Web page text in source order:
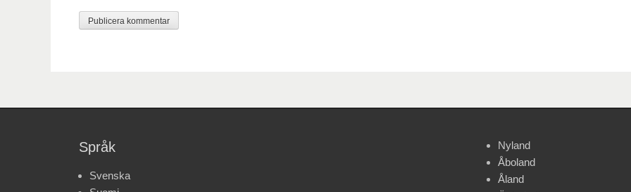
Språk
Svenska
Nyland
Åboland
Åland